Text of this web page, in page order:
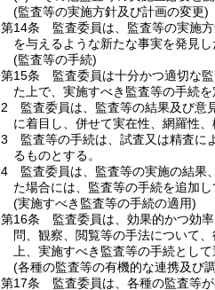
(監査等の実施方針及び計画の変更)
第14条
監査委員は、監査等の実施
を与えるような新たな事実を発見
(監査等の手続)
第15条
監査委員は十分かつ適切な
た上で、実施すべき監査等の手続を
2
監査委員は、監査等の結果及び意
に着目し、併せて実在性、網羅性
3
監査等の手続は、試査又は精査に
るものとする。
4
監査委員は、監査等の実施の結果
た場合には、監査等の手続を追加
(実施すべき監査等の手続の適用)
第16条
監査委員は、効果的かつ効
問、観察、閲覧等の手法について
上、実施すべき監査等の手続とし
(各種の監査等の有機的な連携及び
第17条
監査委員は、各種の監査等